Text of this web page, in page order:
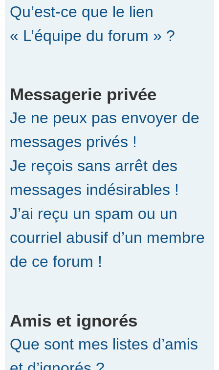
Qu’est-ce que le lien
« L’équipe du forum » ?
Messagerie privée
Je ne peux pas envoyer de
messages privés !
Je reçois sans arrêt des
messages indésirables !
J’ai reçu un spam ou un
courriel abusif d’un membre
de ce forum !
Amis et ignorés
Que sont mes listes d’amis